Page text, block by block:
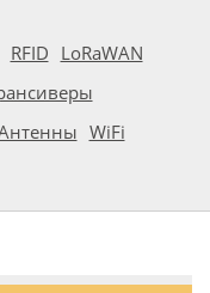
RFID LoRaWAN
WiFi